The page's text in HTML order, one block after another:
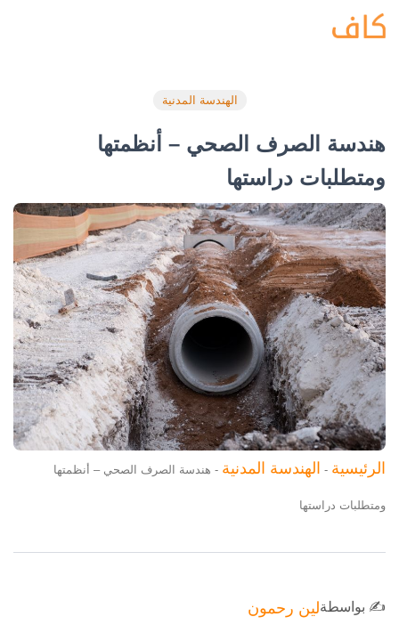
الهندسة المدنية
هندسة الصرف الصحي – أنظمتها
ومتطلبات دراستها
الرئيسية - الهندسة المدنية - هندسة الصرف الصحي – أنظمتها
ومتطلبات دراستها
✍️ بواسطةلين رحمون